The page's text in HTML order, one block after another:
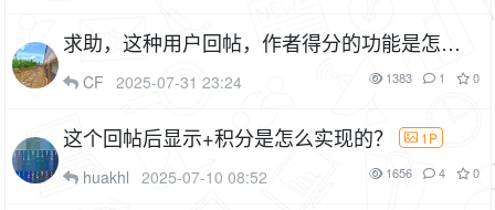
求助，这种用户回帖，作者得分的功能是怎么
实现的？
CF 2025-07-31 23:24 1383 1 0
这个回帖后显示+积分是怎么实现的？ 1P
huakhl 2025-07-10 08:52 1656 4 0